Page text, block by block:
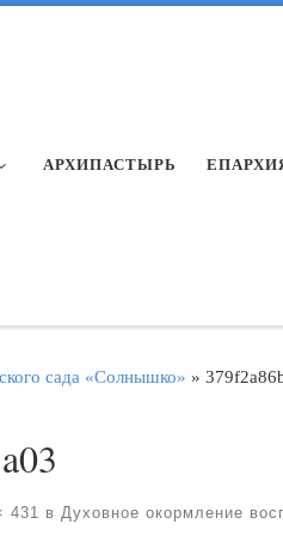
АРХИПАСТЫРЬ
сада «Солнышко» »
431 в Духовное окормление